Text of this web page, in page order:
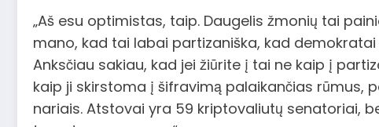
„Aš esu optimistas, taip. Daugelis žmonių tai
mano, kad tai labai partizaniška, kad
Anksčiau sakiau, kad jei žiūrite į tai ne kaip į
kaip ji skirstoma į šifravimą palaikančias rūmus,
nariais. Atstovai yra 59 kriptovaliutų senatoriai,